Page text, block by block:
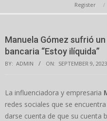
Navigation
Register
Manuela Gómez sufrió
bancaria “Estoy ilíquida”
BY: ADMIN ON: SEPTEMBER 9, 2023
La influenciadora y empresaria
redes sociales que se
darse cuenta de que su cuenta